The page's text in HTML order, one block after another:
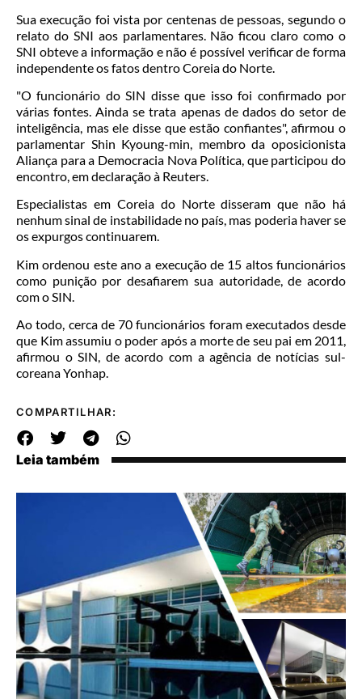
Sua execução foi vista por centenas de pessoas, segundo o
relato do SNI aos parlamentares. Não ficou claro como o
SNI obteve a informação e não é possível verificar de forma
independente os fatos dentro Coreia do Norte.
"O funcionário do SIN disse que isso foi confirmado por
várias fontes. Ainda se trata apenas de dados do setor de
inteligência, mas ele disse que estão confiantes", afirmou o
parlamentar Shin Kyoung-min, membro da oposicionista
Aliança para a Democracia Nova Política, que participou do
encontro, em declaração à Reuters.
Especialistas em Coreia do Norte disseram que não há
nenhum sinal de instabilidade no país, mas poderia haver se
os expurgos continuarem.
Kim ordenou este ano a execução de 15 altos funcionários
como punição por desafiarem sua autoridade, de acordo
com o SIN.
Ao todo, cerca de 70 funcionários foram executados desde
que Kim assumiu o poder após a morte de seu pai em 2011,
afirmou o SIN, de acordo com a agência de notícias sul-
coreana Yonhap.
COMPARTILHAR:
Leia também